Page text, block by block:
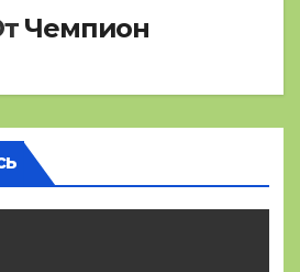
Чемпион